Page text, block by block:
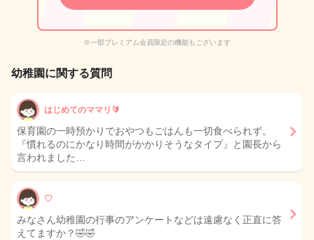
※一部プレミアム会員限定の機能もございます
幼稚園に関する質問
はじめてのママリ🔰
保育園の一時預かりでおやつもごはんも一切食べられず。
『慣れるのにかなり時間がかかりそうなタイプ』と園長から
言われました…
♡
みなさん幼稚園の行事のアンケートなどは遠慮なく正直に答
えてますか？🤣🤣